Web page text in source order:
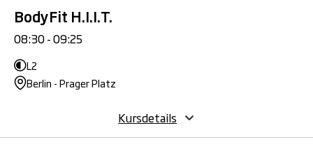
BodyFit H.I.I.T.
08:30 - 09:25
L2
Berlin - Prager Platz
Kursdetails